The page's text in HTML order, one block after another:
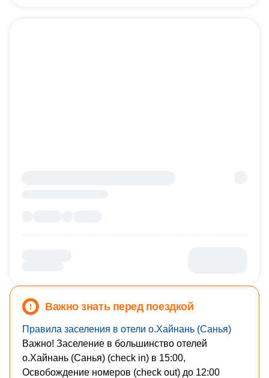
Важно знать перед поездкой
Правила заселения в отели о.Хайнань (Санья)
Важно! Заселение в большинство отелей
о.Хайнань (Санья) (check in) в 15:00,
Освобождение номеров (check out) до 12:00